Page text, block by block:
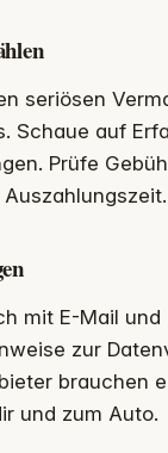
seriösen
Schaue auf
Prüfe
mit E-Mail und
zur
brauchen
und zum Auto.